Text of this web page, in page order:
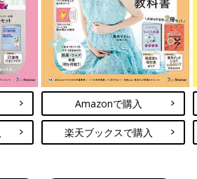
Amazonで購入
楽天ブックスで購入